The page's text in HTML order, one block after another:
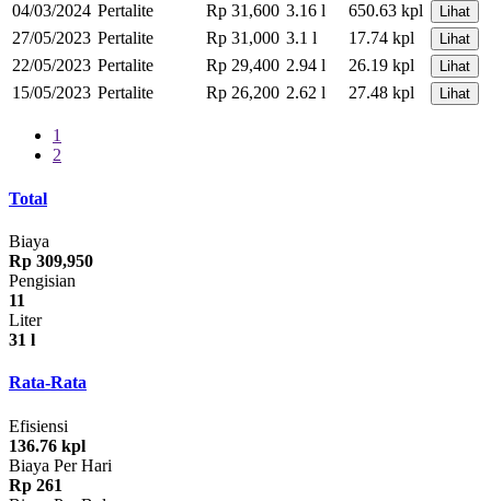
04/03/2024 Pertalite Rp 31,600 3.16 l 650.63 kpl Lihat
27/05/2023 Pertalite Rp 31,000 3.1 l 17.74 kpl Lihat
22/05/2023 Pertalite Rp 29,400 2.94 l 26.19 kpl Lihat
15/05/2023 Pertalite Rp 26,200 2.62 l 27.48 kpl Lihat
1
2
Total
Biaya
Rp 309,950
Pengisian
11
Liter
31 l
Rata-Rata
Efisiensi
136.76 kpl
Biaya Per Hari
Rp 261